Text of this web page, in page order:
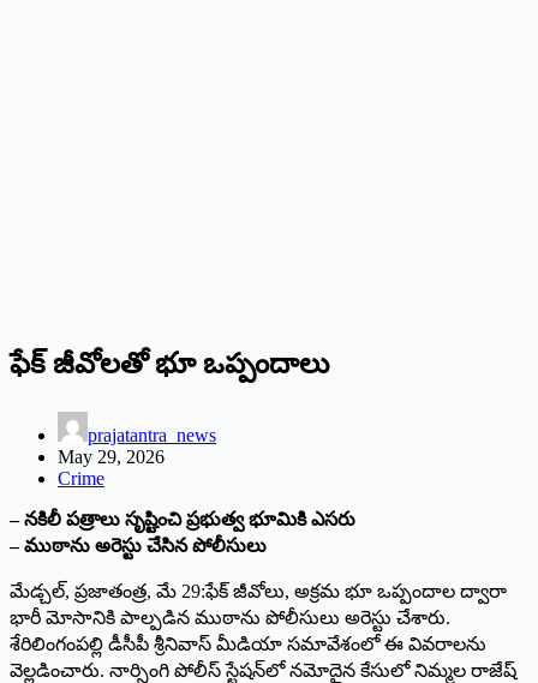
ఫేక్ జీవోలతో భూ ఒప్పందాలు
prajatantra_news
May 29, 2026
Crime
– నకిలీ పత్రాలు సృష్టించి ప్రభుత్వ భూమికి ఎసరు
– ముఠాను అరెస్టు చేసిన పోలీసులు
మేడ్చల్, ప్రజాతంత్ర, మే 29:ఫేక్ జీవోలు, అక్రమ భూ ఒప్పందాల ద్వారా
భారీ మోసానికి పాల్పడిన ముఠాను పోలీసులు అరెస్టు చేశారు.
శేరిలింగంపల్లి డీసీపీ శ్రీనివాస్ మీడియా సమావేశంలో ఈ వివరాలను
వెల్లడించారు. నార్సింగి పోలీస్ స్టేషన్‌లో నమోదైన కేసులో నిమ్మల రాజేష్